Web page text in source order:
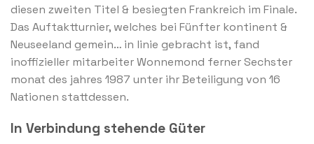
diesen zweiten Titel & besiegten Frankreich im Finale.
Das Auftaktturnier, welches bei Fünfter kontinent &
Neuseeland gemein… in linie gebracht ist, fand
inoffizieller mitarbeiter Wonnemond ferner Sechster
monat des jahres 1987 unter ihr Beteiligung von 16
Nationen stattdessen.
In Verbindung stehende Güter